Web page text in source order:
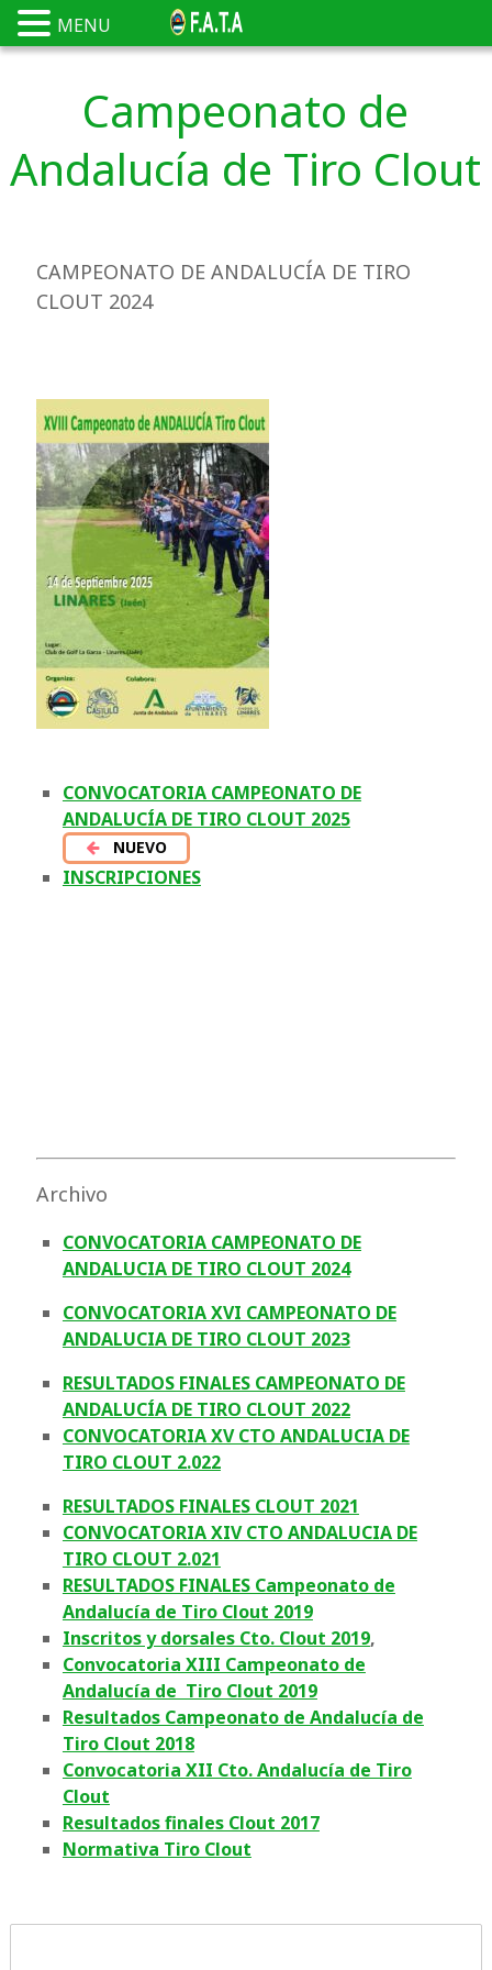
Campeonato de
Andalucía de Tiro Clout
CAMPEONATO DE ANDALUCÍA DE TIRO
CLOUT 2024
CONVOCATORIA CAMPEONATO DE
ANDALUCÍA DE TIRO CLOUT 2025
NUEVO
INSCRIPCIONES
Archivo
CONVOCATORIA CAMPEONATO DE
ANDALUCIA DE TIRO CLOUT 2024
CONVOCATORIA XVI CAMPEONATO DE
ANDALUCIA DE TIRO CLOUT 2023
RESULTADOS FINALES CAMPEONATO DE
ANDALUCÍA DE TIRO CLOUT 2022
CONVOCATORIA XV CTO ANDALUCIA DE
TIRO CLOUT 2.022
RESULTADOS FINALES CLOUT 2021
CONVOCATORIA XIV CTO ANDALUCIA DE
TIRO CLOUT 2.021
RESULTADOS FINALES Campeonato de
Andalucía de Tiro Clout 2019
Inscritos y dorsales Cto. Clout 2019,
Convocatoria XIII Campeonato de
Andalucía de Tiro Clout 2019
Resultados Campeonato de Andalucía de
Tiro Clout 2018
Convocatoria XII Cto. Andalucía de Tiro
Clout
Resultados finales Clout 2017
Normativa Tiro Clout
MENU